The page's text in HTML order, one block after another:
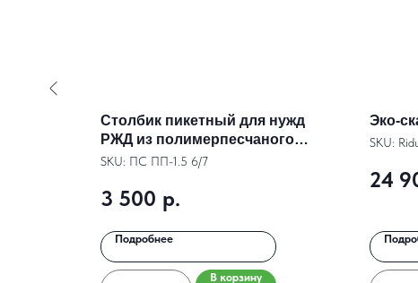
Столбик пикетный для нужд
РЖД из полимерпесчаного
композита
SKU: ПС ПП-1.5 6/7
3 500 р.
Подробнее
В корзину
Эко-
SKU:
24